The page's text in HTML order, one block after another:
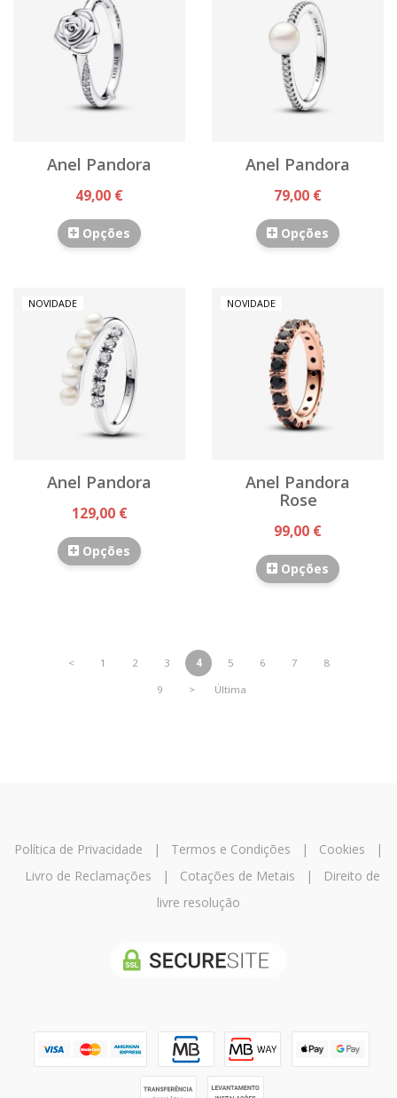
Anel Pandora
49,00 €
Opções
Anel Pandora
79,00 €
Opções
NOVIDADE
Anel Pandora
129,00 €
Opções
NOVIDADE
Anel Pandora
Rose
99,00 €
Opções
< 1 2 3 4 5 6 7
8
9
> Última
Política de Privacidade | Termos e Condições | Cookies |
Livro de Reclamações | Cotações de Metais |
Direito de
livre resolução